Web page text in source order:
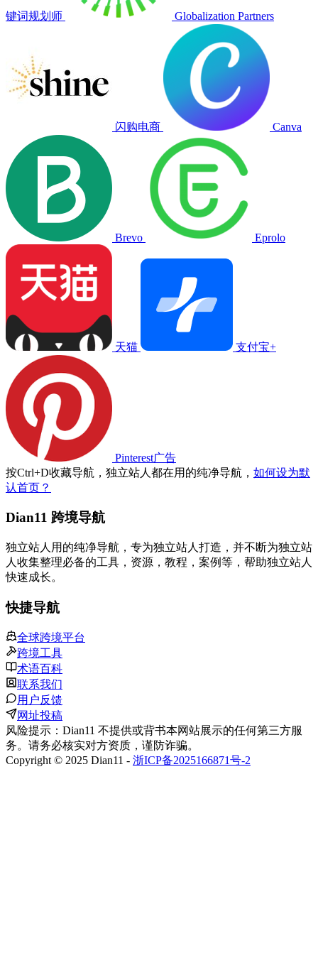
键词规划师 Globalization Partners
闪购电商 Canva
Brevo Eprolo
天猫 支付宝+
Pinterest广告
按Ctrl+D收藏导航，独立站人都在用的纯净导航， 如何设为默
认首页？
Dian11 跨境导航
独立站人用的纯净导航，专为独立站人打造，并不断为独立站
人收集整理必备的工具，资源，教程，案例等，帮助独立站人
快速成长。
快捷导航
全球跨境平台
跨境工具
术语百科
联系我们
用户反馈
网址投稿
风险提示：Dian11 不提供或背书本网站展示的任何第三方服
务。请务必核实对方资质，谨防诈骗。
Copyright © 2025 Dian11 - 浙ICP备2025166871号-2